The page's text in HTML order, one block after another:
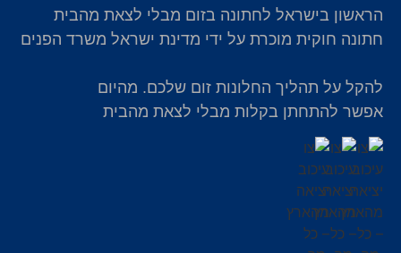
הראשון בישראל לחתונה בזום מבלי לצאת מהבית
חתונה חוקית מוכרת על ידי מדינת ישראל משרד הפנים
להקל על תהליך החלונות זום שלכם. מהיום
אפשר להתחתן בקלות מבלי לצאת מהבית